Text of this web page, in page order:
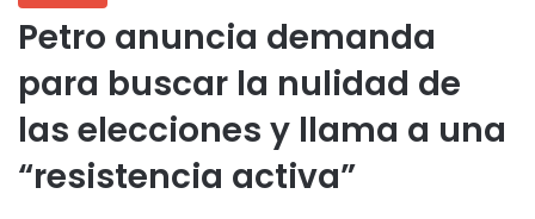
Petro anuncia demanda
para buscar la nulidad de
las elecciones y llama a una
“resistencia activa”